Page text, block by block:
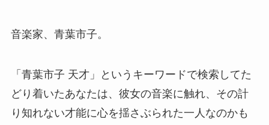
音楽家、青葉市子。
「青葉市子 天才」というキーワードで検索してた
どり着いたあなたは、彼女の音楽に触れ、その計
り知れない才能に心を揺さぶられた一人なのかも